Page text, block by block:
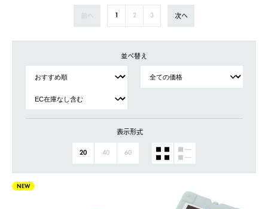
前へ 1 2 3 次へ
並べ替え
表示形式
20 40 60
NEW